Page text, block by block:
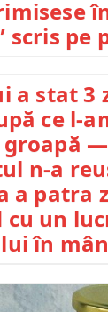
scris pe
a stat 3
ce l-
n-a
a patra
un
în